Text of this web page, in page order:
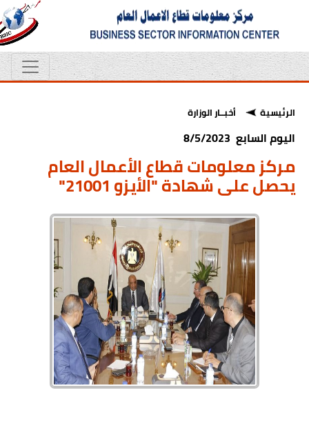
الرئيسية أخبــار الوزارة
اليوم السابع 8/5/2023
مركز معلومات قطاع الأعمال العام
يحصل على شهادة "الأيزو 21001"